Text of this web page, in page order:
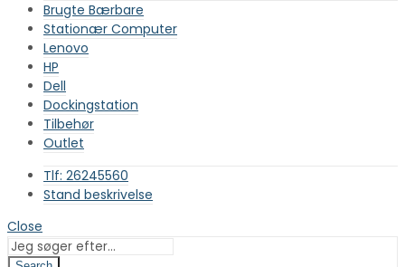
Brugte Bærbare
Stationær Computer
Lenovo
HP
Dell
Dockingstation
Tilbehør
Outlet
Tlf: 26245560
Stand beskrivelse
Close